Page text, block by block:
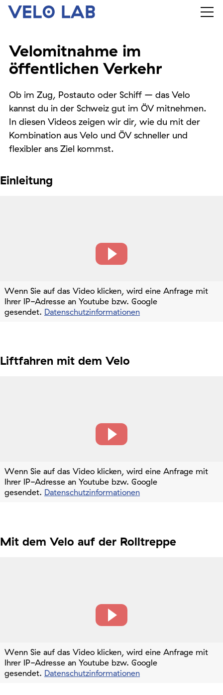
Velomitnahme im
öffentlichen Verkehr
Ob im Zug, Postauto oder Schiff – das Velo
kannst du in der Schweiz gut im ÖV mitnehmen.
In diesen Videos zeigen wir dir, wie du mit der
Kombination aus Velo und ÖV schneller und
flexibler ans Ziel kommst.
Einleitung
Wenn Sie auf das Video klicken, wird eine Anfrage mit
Ihrer IP-Adresse an Youtube bzw. Google
gesendet. Datenschutzinformationen
Liftfahren mit dem Velo
Wenn Sie auf das Video klicken, wird eine Anfrage mit
Ihrer IP-Adresse an Youtube bzw. Google
gesendet. Datenschutzinformationen
Mit dem Velo auf der Rolltreppe
Wenn Sie auf das Video klicken, wird eine Anfrage mit
Ihrer IP-Adresse an Youtube bzw. Google
gesendet. Datenschutzinformationen